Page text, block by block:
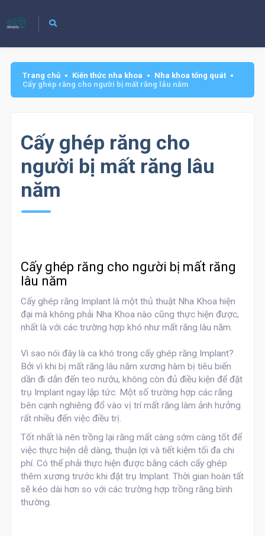
Trang chủ Kiến thức nha khoa
Nha khoa tổng quát
Cấy ghép răng cho người bị mất răng lâu năm
Cấy ghép răng cho
người bị mất răng lâu
năm
Cấy ghép răng cho người bị mất răng
lâu năm
Cấy ghép răng Implant là một thủ thuật Nha Khoa hiện
đại mà không phải Nha Khoa nào cũng thực hiện được,
nhất là với các trường hợp khó như mất răng lâu năm.
Vì sao nói đây là ca khó trong cấy ghép răng Implant?
Bởi vì khi bị mất răng lâu năm xương hàm bị tiêu biến
dần đi dẫn đến teo nướu, không còn đủ điều kiện để đặt
trụ Implant ngay lập tức. Một số trường hợp các răng
bên cạnh nghiêng đổ vào vị trí mất răng làm ảnh hưởng
rất nhiều đến việc điều trị.
Tốt nhất là nên trồng lại răng mất càng sớm càng tốt để
việc thực hiện dễ dàng, thuận lợi và tiết kiệm tối đa chi
phí. Có thể phải thực hiện được bằng cách cấy ghép
thêm xương trước khi đặt trụ Implant. Thời gian hoàn tất
sẽ kéo dài hơn so với các trường hợp trồng răng bình
thường.